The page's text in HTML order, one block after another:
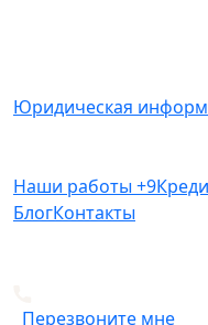
Юридическая
Наши работы +9
БлогКонтакты
Перезвоните мне